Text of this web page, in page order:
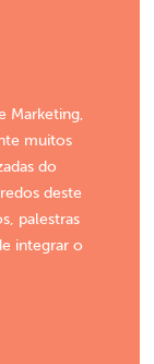
Marketing,
muitos
do
deste
palestras
integrar o